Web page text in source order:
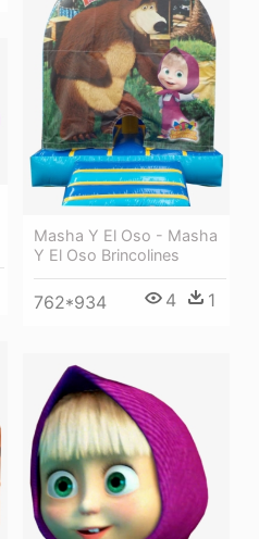
Masha Y El Oso - Masha
Y El Oso Brincolines
762*934 4 1